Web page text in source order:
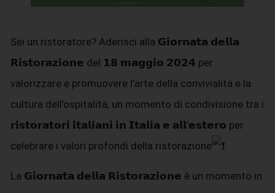
Sei un ristoratore? Aderisci alla 𝗚𝗶𝗼𝗿𝗻𝗮𝘁𝗮 𝗱𝗲𝗹𝗹𝗮
𝗥𝗶𝘀𝘁𝗼𝗿𝗮𝘇𝗶𝗼𝗻𝗲 del 𝟭𝟴 𝗺𝗮𝗴𝗴𝗶𝗼 𝟮𝟬𝟮𝟰 per
valorizzare e promuovere l’arte della convivialità e la
cultura dell’ospitalità, un momento di condivisione tra i
𝗿𝗶𝘀𝘁𝗼𝗿𝗮𝘁𝗼𝗿𝗶 𝗶𝘁𝗮𝗹𝗶𝗮𝗻𝗶 𝗶𝗻 𝗜𝘁𝗮𝗹𝗶𝗮 𝗲 𝗮𝗹𝗹’𝗲𝘀𝘁𝗲𝗿𝗼 per
celebrare i valori profondi della ristorazione
La 𝗚𝗶𝗼𝗿𝗻𝗮𝘁𝗮 𝗱𝗲𝗹𝗹𝗮 𝗥𝗶𝘀𝘁𝗼𝗿𝗮𝘇𝗶𝗼𝗻𝗲 è un momento in